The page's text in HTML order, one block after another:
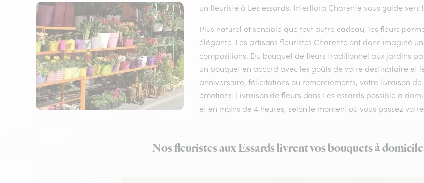
un fleuriste à Les essards. Interflora Charente vous guide
Plus naturel et sensible que tout autre cadeau, les fleurs
élégante. Les artisans fleuristes Charente ont donc imaginé
compositions. Du bouquet de fleurs traditionnel aux jardins
un bouquet en accord avec les goûts de votre destinataire et
anniversaire, félicitations ou remerciements, votre livraison
émotions. Livraison de fleurs dans Les essards possible à
et en moins de 4 heures, selon le moment où vous passez
Nos fleuristes aux Essards livrent vos bouquets à